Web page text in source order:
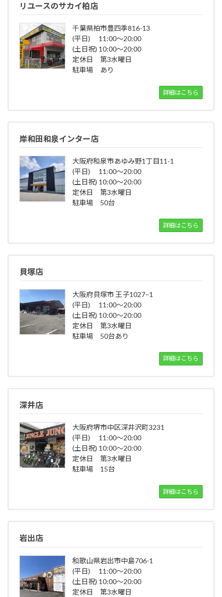
リユースのサカイ柏店
千葉県柏市豊四季816-13
(平日) 11:00～20:00
(土日祝) 10:00～20:00
定休日 第3水曜日
駐車場 あり
詳細はこちら
岸和田和泉インター店
大阪府和泉市あゆみ野1丁目11-1
(平日) 11:00～20:00
(土日祝) 10:00～20:00
定休日 第3水曜日
駐車場 50台
詳細はこちら
貝塚店
大阪府貝塚市 王子1027−1
(平日) 11:00～20:00
(土日祝) 10:00～20:00
定休日 第3水曜日
駐車場 50台あり
詳細はこちら
深井店
大阪府堺市中区深井沢町3231
(平日) 11:00～20:00
(土日祝) 10:00～20:00
定休日 第3水曜日
駐車場 15台
詳細はこちら
岩出店
和歌山県岩出市中島706-1
(平日) 11:00～20:00
(土日祝) 10:00～20:00
定休日 第3水曜日